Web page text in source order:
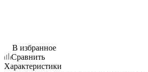
В избранное
Сравнить
Характеристики